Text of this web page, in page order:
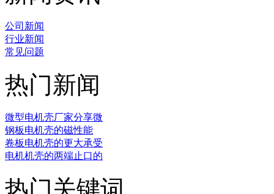
公司新闻
行业新闻
常见问题
热门新闻
微型电机壳厂家分享微
‌钢板电机壳的磁性能
卷板电机壳的更大承受
电机机壳的两端止口的
热门关键词